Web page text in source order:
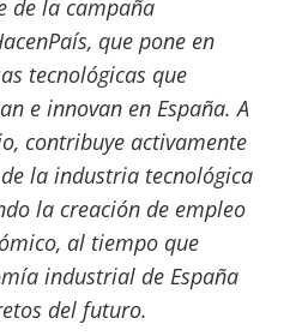
de la campaña
que pone en
tecnológicas que
e innovan en España. A
contribuye activamente
la industria tecnológica
la creación de empleo
al tiempo que
industrial de España
del futuro.